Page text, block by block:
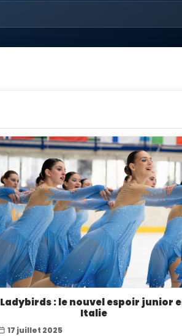
Ladybirds : le nouvel espoir junior
Italie
17 juillet 2025